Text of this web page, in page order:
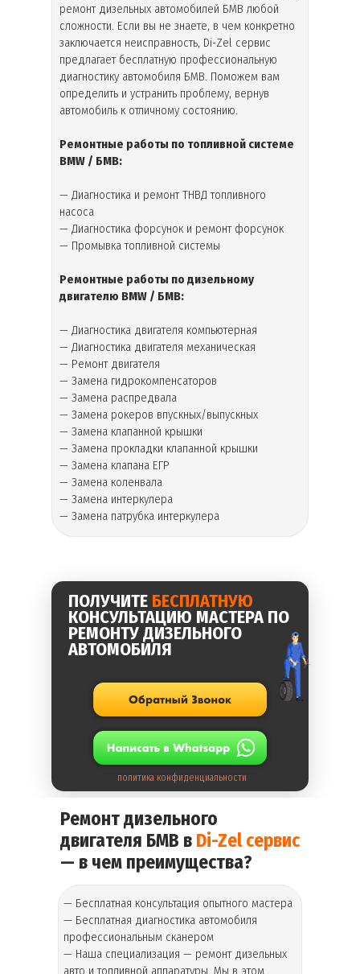
ремонт дизельных автомобилей БМВ любой
сложности. Если вы не знаете, в чем конкретно
заключается неисправность, Di-Zel сервис
предлагает бесплатную профессиональную
диагностику автомобиля БМВ. Поможем вам
определить и устранить проблему, вернув
автомобиль к отличному состоянию.
Ремонтные работы по топливной системе
BMW / БМВ:
— Диагностика и ремонт ТНВД топливного
насоса
— Диагностика форсунок и ремонт форсунок
— Промывка топливной системы
Ремонтные работы по дизельному
двигателю BMW / БМВ:
— Диагностика двигателя компьютерная
— Диагностика двигателя механическая
— Ремонт двигателя
— Замена гидрокомпенсаторов
— Замена распредвала
— Замена рокеров впускных/выпускных
— Замена клапанной крышки
— Замена прокладки клапанной крышки
— Замена клапана ЕГР
— Замена коленвала
— Замена интеркулера
— Замена патрубка интеркулера
ПОЛУЧИТЕ БЕСПЛАТНУЮ
КОНСУЛЬТАЦИЮ МАСТЕРА ПО
РЕМОНТУ ДИЗЕЛЬНОГО
АВТОМОБИЛЯ
политика конфиденциальности
Ремонт дизельного
двигателя БМВ в Di-Zel сервис
— в чем преимущества?
— Бесплатная консультация опытного мастера
— Бесплатная диагностика автомобиля
профессиональным сканером
— Наша специализация — ремонт дизельных
авто и топливной аппаратуры. Мы в этом